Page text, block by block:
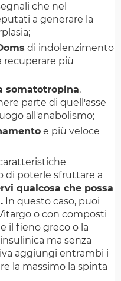
che nel
a generare la
di indolenzimento
recuperare più
somatotropina,
parte di quell'asse
all'anabolismo;
e più veloce
di poterle sfruttare a
qualcosa che possa
In questo caso, puoi
o con composti
il fieno greco o la
ma senza
aggiungi entrambi i
la massimo la spinta